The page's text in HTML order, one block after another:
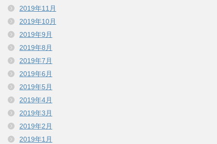
2019年11月
2019年10月
2019年9月
2019年8月
2019年7月
2019年6月
2019年5月
2019年4月
2019年3月
2019年2月
2019年1月